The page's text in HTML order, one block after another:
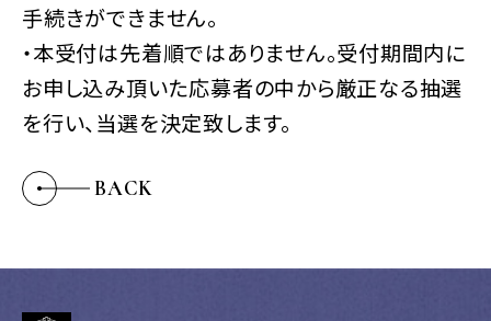
手続きができません。
・本受付は先着順ではありません。受付期間内に
お申し込み頂いた応募者の中から厳正なる抽選
を行い、当選を決定致します。
BACK